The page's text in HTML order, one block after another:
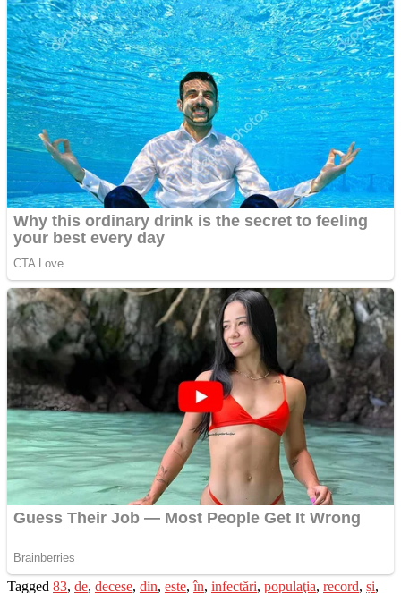
Tagged 83, de, decese, din, este,în, infectări, populaţia, record, și,